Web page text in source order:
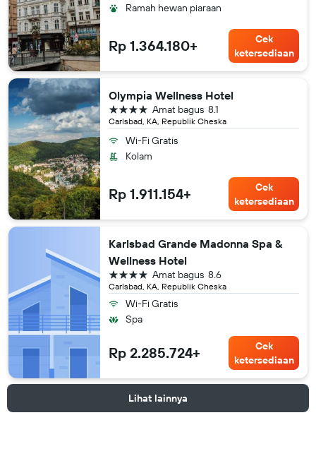
Ramah hewan piaraan
Rp 1.364.180+
Cek
ketersediaan
Olympia Wellness Hotel
Carlsbad, KA, Republik Cheska
8.1
Amat bagus
bintang 4
Wi-Fi Gratis
Kolam
Rp 1.911.154+
Cek
ketersediaan
Karlsbad Grande Madonna Spa &
Wellness Hotel
Carlsbad, KA, Republik Cheska
8.6
Amat bagus
bintang 4
Wi-Fi Gratis
Spa
Rp 2.285.724+
Cek
ketersediaan
Lihat lainnya